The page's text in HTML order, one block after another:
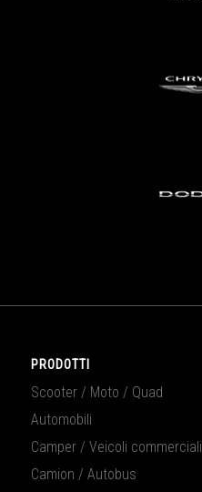
PRODOTTI
Scooter / Moto / Quad
Automobili
Camper / Veicoli commerciali
Camion / Autobus